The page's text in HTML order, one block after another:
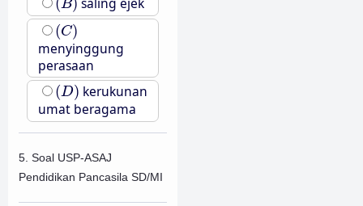
B
(C)
(C)
menyinggung
perasaan
(D)
(D) kerukunan
umat beragama
5. Soal USP-ASAJ
Pendidikan Pancasila SD/MI